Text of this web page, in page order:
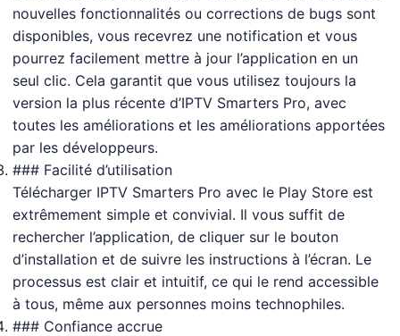
nouvelles fonctionnalités ou corrections de bugs sont
disponibles, vous recevrez une notification et vous
pourrez facilement mettre à jour l’application en un
seul clic. Cela garantit que vous utilisez toujours la
version la plus récente d’IPTV Smarters Pro, avec
toutes les améliorations et les améliorations apportées
par les développeurs.
### Facilité d’utilisation
Télécharger IPTV Smarters Pro avec le Play Store est
extrêmement simple et convivial. Il vous suffit de
rechercher l’application, de cliquer sur le bouton
d’installation et de suivre les instructions à l’écran. Le
processus est clair et intuitif, ce qui le rend accessible
à tous, même aux personnes moins technophiles.
### Confiance accrue